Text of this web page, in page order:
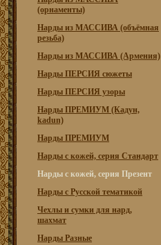
(орнаменты)
Нарды из МАССИВА (объёмная
резьба)
Нарды из МАССИВА (Армения)
Нарды ПЕРСИЯ сюжеты
Нарды ПЕРСИЯ узоры
Нарды ПРЕМИУМ (Кадун,
kadun)
Нарды ПРЕМИУМ
Нарды с кожей, серия Стандарт
Нарды с кожей, серия Презент
Нарды с Русской тематикой
Чехлы и сумки для нард,
шахмат
Нарды Разные